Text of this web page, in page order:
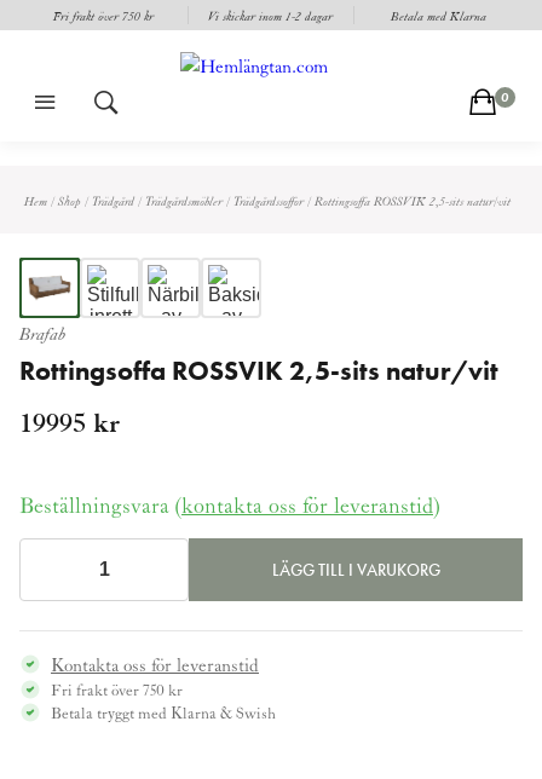
Fri frakt över 750 kr Vi skickar inom 1-2 dagar Betala med Klarna
m s c 0
Hem / Shop / Trädgård / Trädgårdsmöbler/ Trädgårdssoffor/ Rottingsoffa ROSSVIK 2,5-sits natur/vit
Brafab
Rottingsoffa ROSSVIK 2,5-sits natur/vit
19995 kr
Beställningsvara (kontakta oss för leveranstid)
Rottingsoffa
ROSSVIK
2,5-
sits
natur/vit
mängd
LÄGG TILL I VARUKORG
Kontakta oss för leveranstid
Fri frakt över 750 kr
Betala tryggt med Klarna & Swish